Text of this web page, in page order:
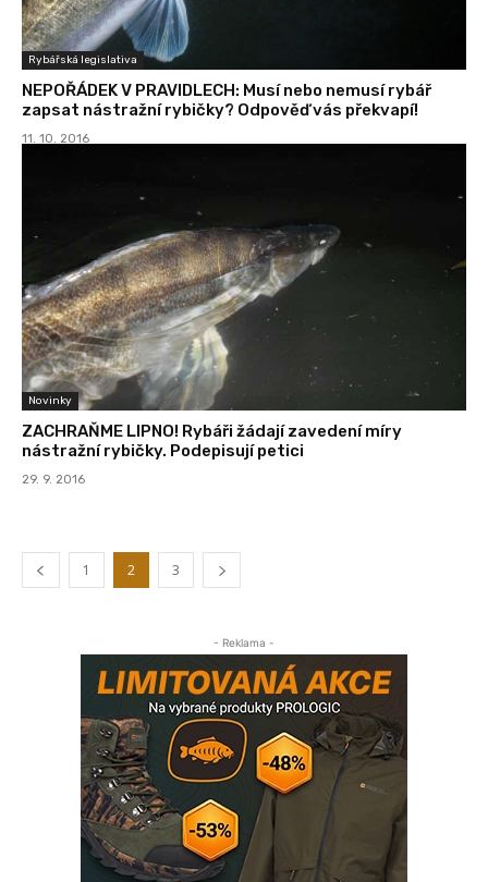
Rybářská legislativa
NEPOŘÁDEK V PRAVIDLECH: Musí nebo nemusí rybář
zapsat nástražní rybičky? Odpověď vás překvapí!
11. 10. 2016
Novinky
ZACHRAŇME LIPNO! Rybáři žádají zavedení míry
nástražní rybičky. Podepisují petici
29. 9. 2016
1 2 3
- Reklama -